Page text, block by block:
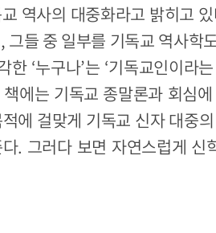
역사의 대중화라고 밝히고
들 중 일부를 기독교 역사학
‘누구나’는 ‘기독교인이라
에는 기독교 종말론과 회심
에 걸맞게 기독교 신자 대중
. 그러다 보면 자연스럽게 신